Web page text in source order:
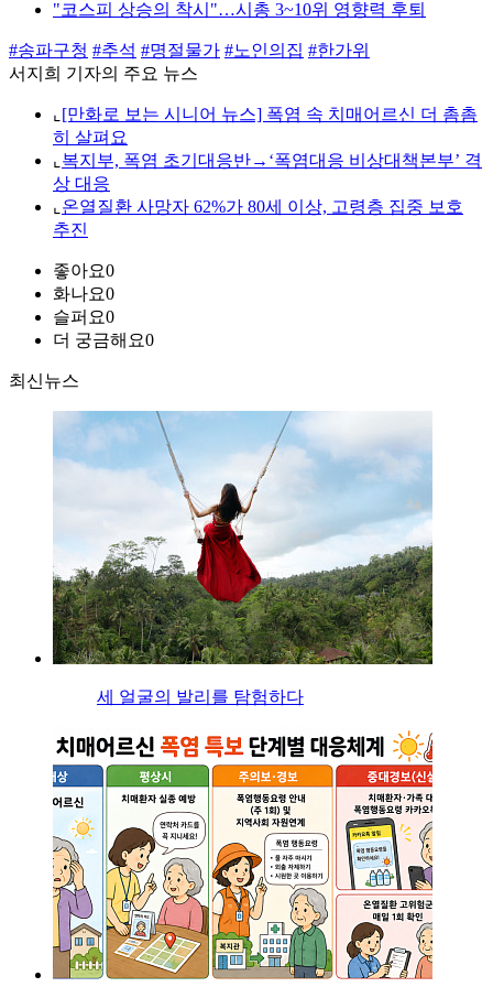
"코스피 상승의 착시"…시총 3~10위 영향력 후퇴
#송파구청 #추석 #명절물가 #노인의집 #한가위
서지희 기자의 주요 뉴스
⌞ [만화로 보는 시니어 뉴스] 폭염 속 치매어르신 더 촘촘
히 살펴요
⌞ 복지부, 폭염 초기대응반→‘폭염대응 비상대책본부’ 격
상 대응
⌞ 온열질환 사망자 62%가 80세 이상, 고령층 집중 보호
추진
좋아요0
화나요0
슬퍼요0
더 궁금해요0
최신뉴스
세 얼굴의 발리를 탐험하다